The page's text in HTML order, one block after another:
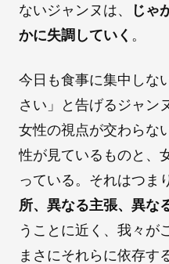
ないジャンヌは、
じゃ
かに失調していく 。
今日も食事に集中しな
さい」と告げるジャン
女性の視点が交わらな
性が見ているものと、
っている。それはつま
所、異なる主張、異な
うことに近く、我々が
まさにそれらに依存す